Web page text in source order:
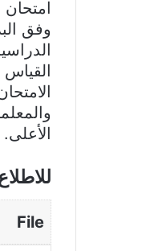
وفق
الأعلى.
File